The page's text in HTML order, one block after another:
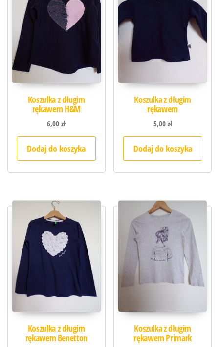
Koszulka z długim
rękawem H&M
6,00zł
Dodaj do koszyka
Koszulka z długim
rękawem
5,00zł
Dodaj do koszyka
Koszulka z długim
rękawem Benetton
Koszulka z długim
rękawem Primark